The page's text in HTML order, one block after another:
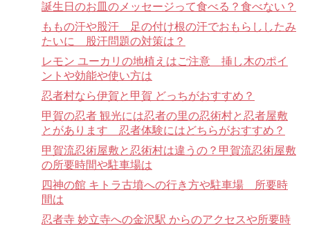
誕生日のお皿のメッセージって食べる？食べない？
ももの汗や股汗 足の付け根の汗でおもらししたみ
たいに 股汗問題の対策は？
レモン ユーカリの地植えはご注意 挿し木のポイ
ントや効能や使い方は
忍者村なら伊賀と甲賀 どっちがおすすめ？
甲賀の忍者 観光には忍者の里の忍術村と忍者屋敷
とがあります 忍者体験にはどちらがおすすめ？
甲賀流忍術屋敷と忍術村は違うの？甲賀流忍術屋敷
の所要時間や駐車場は
四神の館 キトラ古墳への行き方や駐車場 所要時
間は
忍者寺 妙立寺への金沢駅 からのアクセスや所要時